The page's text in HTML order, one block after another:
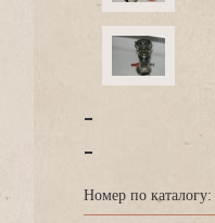
-
-
Номер по каталогу: